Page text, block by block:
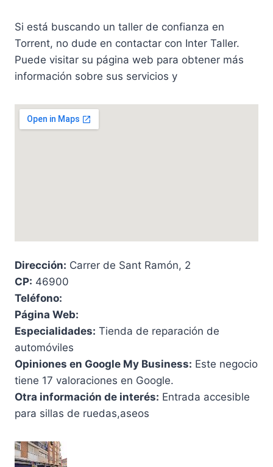
Si está buscando un taller de confianza en
Torrent, no dude en contactar con Inter Taller.
Puede visitar su página web para obtener más
información sobre sus servicios y
Dirección: Carrer de Sant Ramón, 2
CP: 46900
Teléfono:
Página Web:
Especialidades: Tienda de reparación de
automóviles
Opiniones en Google My Business: Este negocio
tiene 17 valoraciones en Google.
Otra información de interés: Entrada accesible
para sillas de ruedas,aseos